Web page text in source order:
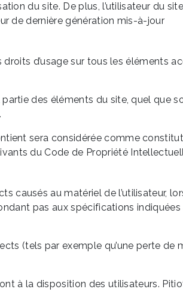
du site. De plus, l’utilisateur du
de dernière génération mis-à-jour
d’usage sur tous les éléments
des éléments du site, quel que
sera considérée comme
du Code de Propriété
au matériel de l’utilisateur,
pas aux spécifications
(tels par exemple qu’une perte de
à la disposition des utilisateurs.